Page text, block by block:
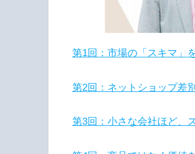
第1回：市場の「スキマ」
第2回：ネットショップ差
第3回：小さな会社ほど、